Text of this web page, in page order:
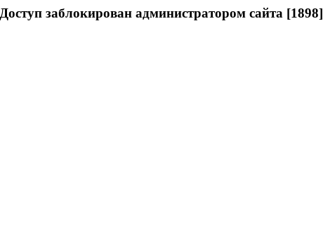
Доступ заблокирован администратором сайта [1898]